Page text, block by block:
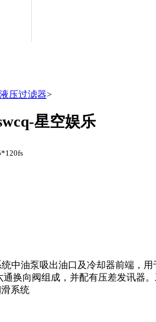
液压过滤器>
星空娱乐
中油泵吸出油口及冷却器前端，
换向阀组成，并配有压差发讯器
系统